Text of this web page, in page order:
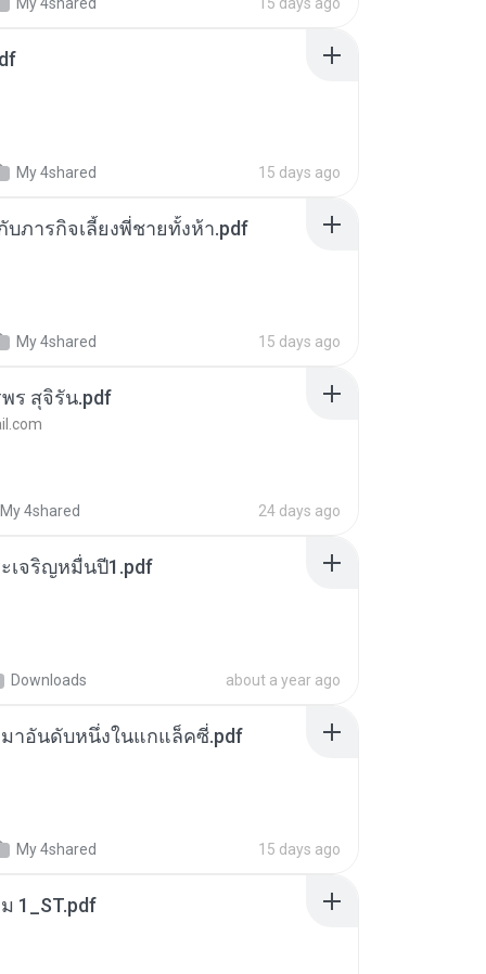
My 4shared 15 days ago
ภารกิจเลี้ยงพี่ชายทั้งห้า.pdf
My 4shared 15 days ago
ร สุจิรัน.pdf
My 4shared 24 days ago
เจริญหมื่นปี1.pdf
Downloads about a year ago
มาอันดับหนึ่งในแกแล็คซี่.pdf
My 4shared 15 days ago
1_ST.pdf